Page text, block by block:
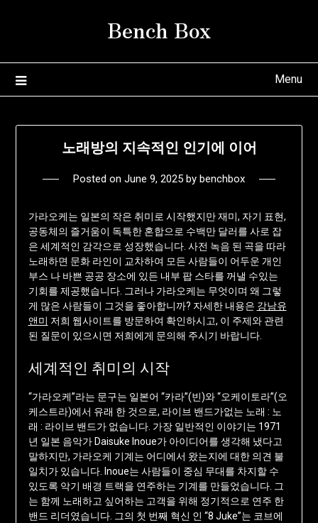
Bench Box
Menu
노래방의 지속적인 인기에 이어
Posted on June 9, 2025 by benchbox
가라오케는 일본의 작은 취미로 시작했지만 재미, 자기 표현,
공동체의 즐거움이 독특한 혼합으로 수백만 달러를 사로 잡
은 세계적인 감각으로 성장했습니다. 사전 녹음 된 곡을 따라
노래하면 문화 라인이 교차하여 모든 사람들이 어두운 개인
부스 나 바쁜 공공 장소에 있든 내부 팝 스타를 꺼낼 수있는
기회를 제공했습니다. 그러나 가라오케는 무엇이며 왜 그렇
게 많은 사람들이 그것을 좋아합니까? 자세한 내용은 강남유
앤미 저희 웹사이트를 방문하여 확인하시고, 이 주제와 관련
된 질문이 있으시면 저희에게 문의해 주시기 바랍니다.
세계적인 취미의 시작
“가라오케”라는 문구는 일본어 “카라”(빈)와 “오케이토라”(오
케스트라)에서 유래 한 것으로, 라이브 밴드가없는 노래 : 노
래 : 라이브 밴드가 없습니다. 가장 일반적인 이야기는 1971
년 일본 음악가 Daisuke Inoue가 아이디어를 생각해 냈다고
말하지만, 가라오케 기계는 어디에서 왔는지에 대한 의견 불
일치가 있습니다. Inoue는 사람들이 중심 무대를 차지할 수
있도록 악기 배경 트랙을 연주하는 기계를 만들었습니다. 그
는 함께 노래하고 싶어하는 고객을 위해 정기적으로 연주 한
밴드 리더였습니다. 그의 첫 번째 혁신 인 “8 Juke”는 코브에